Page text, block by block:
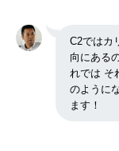
C2ではカ
向にある
れでは そ
のように
ます！